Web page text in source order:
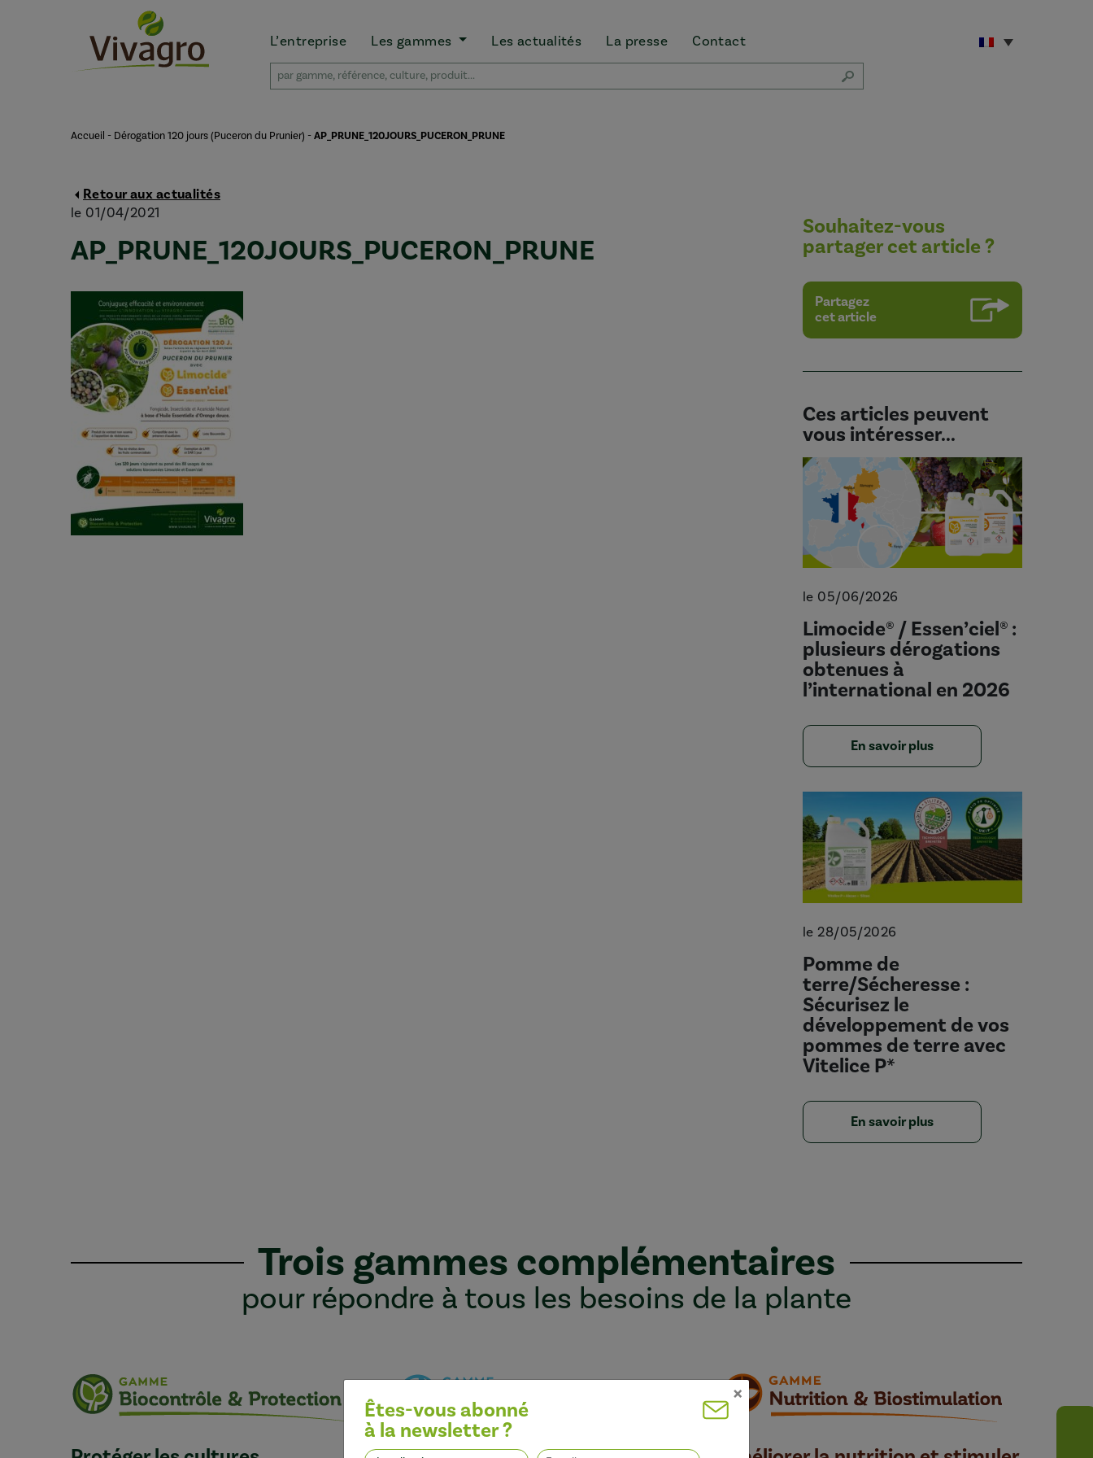
L’entreprise Les gammes Les actualités La presse Contact
Accueil - Dérogation 120 jours (Puceron du Prunier) -AP_PRUNE_120JOURS_PUCERON_PRUNE
Retour aux actualités
le 01/04/2021
AP_PRUNE_120JOURS_PUCERON_PRUNE
Souhaitez-vous
partager cet article ?
Partagez
cet article
Ces articles peuvent
vous intéresser...
le 05/06/2026
Limocide® / Essen’ciel® :
plusieurs dérogations
obtenues à
l’international en 2026
En savoir plus
le 28/05/2026
Pomme de
terre/Sécheresse :
Sécurisez le
développement de vos
pommes de terre avec
Vitelice P*
En savoir plus
Trois gammes complémentaires
pour répondre à tous les besoins de la plante
×
Êtes-vous abonné
à la newsletter ?